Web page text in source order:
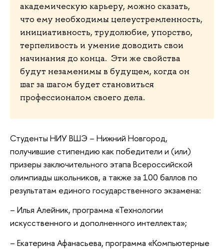
академическую карьеру, можно сказать,
что ему необходимы целеустремленность,
инициативность, трудолюбие, упорство,
терпеливость и умение доводить свои
начинания до конца. Эти же свойства
будут незаменимы в будущем, когда он
шаг за шагом будет становиться
профессионалом своего дела.
Студенты НИУ ВШЭ – Нижний Новгород,
получившие стипендию как победители и (или)
призеры заключительного этапа Всероссийской
олимпиады школьников, а также за 100 баллов по
результатам единого государственного экзамена:
– Илья Алейник, программа «Технологии
искусственного и дополненного интеллекта»;
– Екатерина Афанасьева, программа «Компьютерные